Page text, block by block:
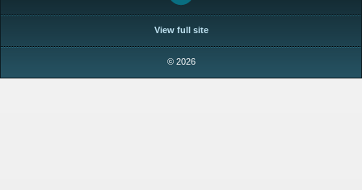
View full site
© 2026